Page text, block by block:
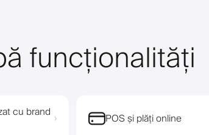
funcționalități
cu brand › POS și plăți online